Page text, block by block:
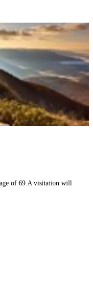
of 69.A visitation will